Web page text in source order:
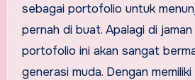
sebagai portofolio untuk
pernah di buat. Apalagi di
portofolio ini akan sangat
generasi muda. Dengan